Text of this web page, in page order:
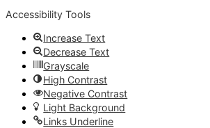
Accessibility Tools
Increase Text
Decrease Text
Grayscale
High Contrast
Negative Contrast
Light Background
Links Underline